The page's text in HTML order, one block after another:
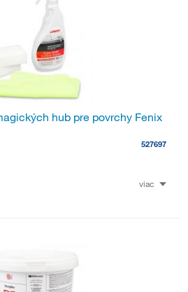
hub pre povrchy Fenix
527697
viac